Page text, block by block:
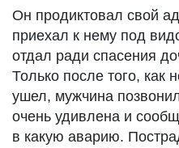
Он продиктовал свой
приехал к нему под
отдал ради спасения
Только после того, как
ушел, мужчина
очень удивлена и
в какую аварию.